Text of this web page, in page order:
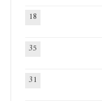
18
35
31